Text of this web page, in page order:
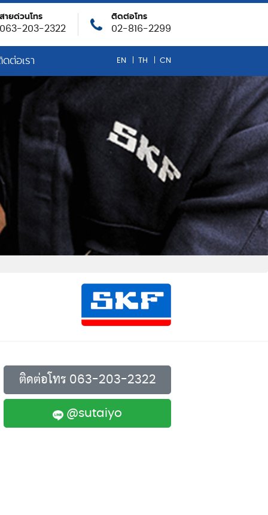
สายด่วนโทร
063-203-2322
ติดต่อโทร
02-816-2299
ขององค์กร
ดต่อเรา EN TH CN
ติดต่อโทร 063-203-2322
@sutaiyo